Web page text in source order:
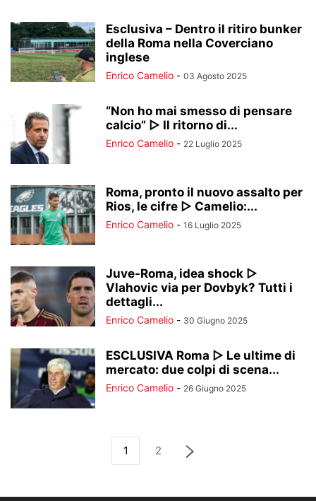
Esclusiva – Dentro il ritiro bunker
della Roma nella Coverciano
inglese
Enrico Camelio - 03 Agosto 2025
“Non ho mai smesso di pensare
calcio” ▷ Il ritorno di...
Enrico Camelio - 22 Luglio 2025
Roma, pronto il nuovo assalto per
Rios, le cifre ▷ Camelio:...
Enrico Camelio - 16 Luglio 2025
Juve-Roma, idea shock ▷
Vlahovic via per Dovbyk? Tutti i
dettagli...
Enrico Camelio - 30 Giugno 2025
ESCLUSIVA Roma ▷ Le ultime di
mercato: due colpi di scena...
Enrico Camelio - 26 Giugno 2025
1 2